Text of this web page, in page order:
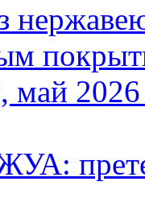
май 2026